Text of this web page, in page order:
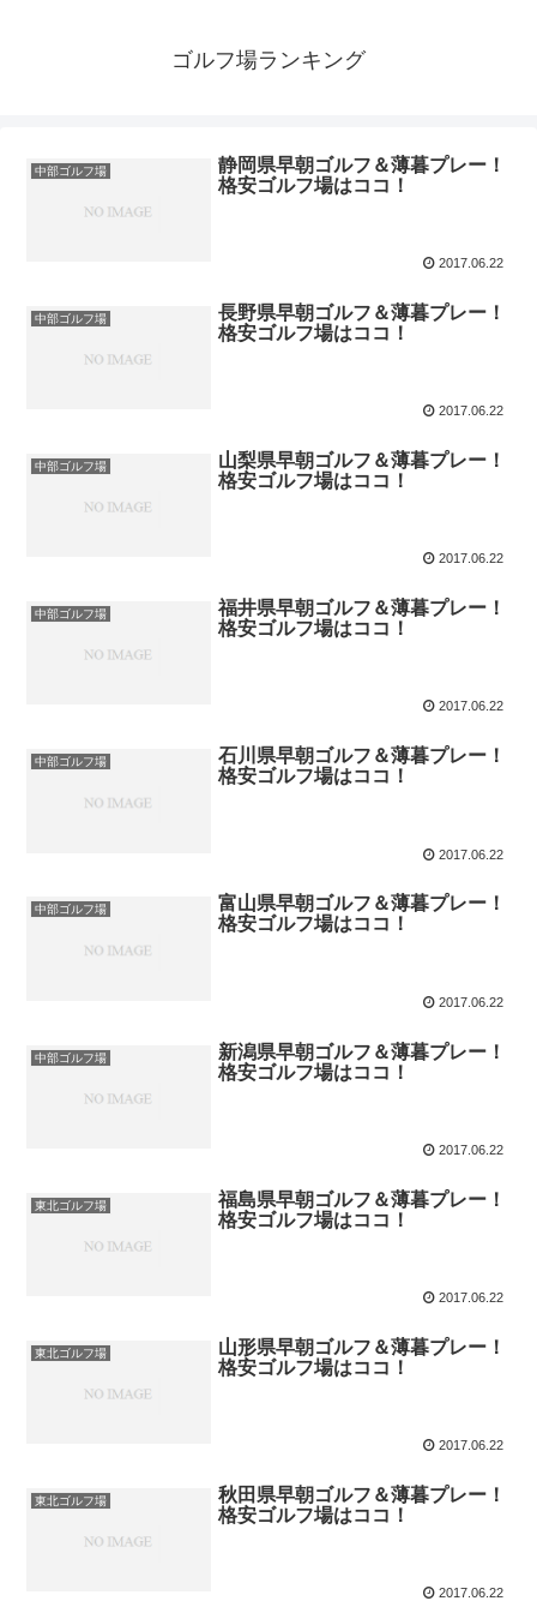
ゴルフ場ランキング
中部ゴルフ場
静岡県早朝ゴルフ＆薄暮プレー！
格安ゴルフ場はココ！
2017.06.22
中部ゴルフ場
長野県早朝ゴルフ＆薄暮プレー！
格安ゴルフ場はココ！
2017.06.22
中部ゴルフ場
山梨県早朝ゴルフ＆薄暮プレー！
格安ゴルフ場はココ！
2017.06.22
中部ゴルフ場
福井県早朝ゴルフ＆薄暮プレー！
格安ゴルフ場はココ！
2017.06.22
中部ゴルフ場
石川県早朝ゴルフ＆薄暮プレー！
格安ゴルフ場はココ！
2017.06.22
中部ゴルフ場
富山県早朝ゴルフ＆薄暮プレー！
格安ゴルフ場はココ！
2017.06.22
中部ゴルフ場
新潟県早朝ゴルフ＆薄暮プレー！
格安ゴルフ場はココ！
2017.06.22
東北ゴルフ場
福島県早朝ゴルフ＆薄暮プレー！
格安ゴルフ場はココ！
2017.06.22
東北ゴルフ場
山形県早朝ゴルフ＆薄暮プレー！
格安ゴルフ場はココ！
2017.06.22
東北ゴルフ場
秋田県早朝ゴルフ＆薄暮プレー！
格安ゴルフ場はココ！
2017.06.22